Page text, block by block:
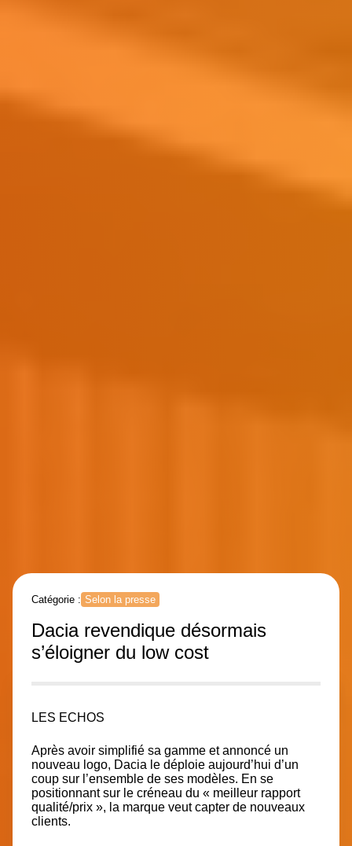
Catégorie : Selon la presse
Dacia revendique désormais
s’éloigner du low cost
LES ECHOS
Après avoir simplifié sa gamme et annoncé un
nouveau logo, Dacia le déploie aujourd’hui d’un
coup sur l’ensemble de ses modèles. En se
positionnant sur le créneau du « meilleur rapport
qualité/prix », la marque veut capter de nouveaux
clients.